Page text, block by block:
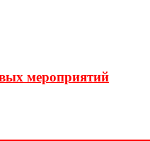
мероприятий